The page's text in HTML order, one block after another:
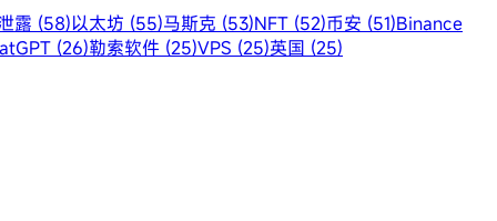
露 (58)以太坊 (55)马斯克 (53)NFT (52)币安 (51)Binance
(26)勒索软件 (25)VPS (25)英国 (25)